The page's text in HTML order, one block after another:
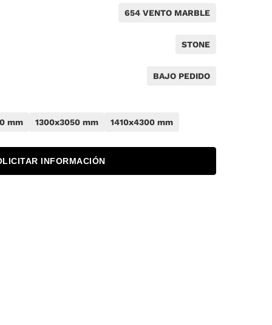
654 VENTO MARBLE
STONE
BAJO PEDIDO
mm 1300x3050 mm 1410x4300 mm
INFORMACIÓN